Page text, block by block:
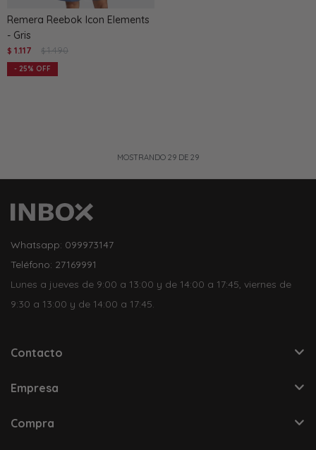
Remera Reebok Icon Elements
- Gris
$ 1.117 $ 1.490
25
MOSTRANDO 29 DE 29
Whatsapp: 099973147
Teléfono: 27169991
Lunes a jueves de 9:00 a 13:00 y de 14:00 a 17:45, viernes de
9:30 a 13:00 y de 14:00 a 17:45.
Contacto
Empresa
Compra